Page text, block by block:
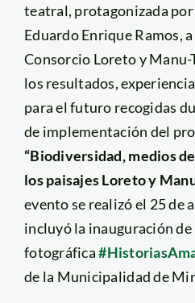
teatral, protagonizada
Eduardo Enrique Ramos,
Consorcio Loreto y
los resultados,
para el futuro recogidas
de implementación del
“Biodiversidad, medios
los paisajes Loreto y
evento se realizó el 25 de
incluyó la inauguración
fotográfica
de la Municipalidad de